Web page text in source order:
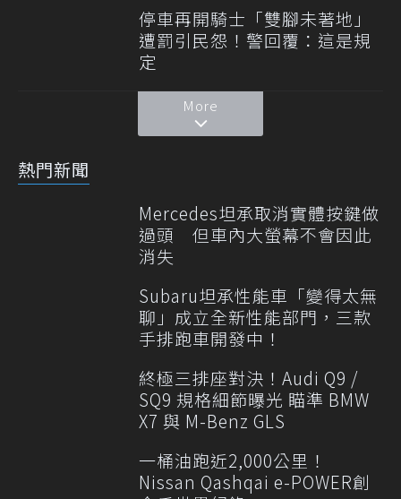
停車再開騎士「雙腳未著地」
遭罰引民怨！警回覆：這是規
定
More
熱門新聞
Mercedes坦承取消實體按鍵做
過頭 但車內大螢幕不會因此
消失
Subaru坦承性能車「變得太無
聊」成立全新性能部門，三款
手排跑車開發中！
終極三排座對決！Audi Q9 /
SQ9 規格細節曝光 瞄準 BMW
X7 與 M-Benz GLS
一桶油跑近2,000公里！
Nissan Qashqai e-POWER創